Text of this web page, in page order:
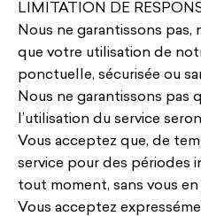
LIMITATION DE
Nous ne garantissons
que votre utilisation de
ponctuelle, sécurisée ou
Nous ne garantissons pas
l’utilisation du service
Vous acceptez que, de
service pour des périodes
tout moment, sans vous en
Vous acceptez